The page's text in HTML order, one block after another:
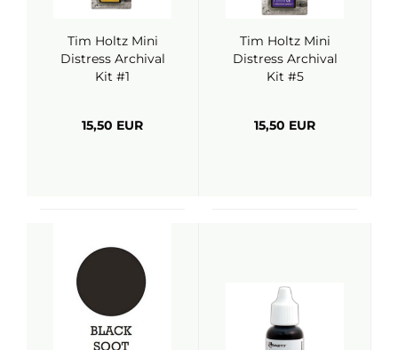
Tim Holtz Mini
Distress Archival
Kit #1
15,50 EUR
Tim Holtz Mini
Distress Archival
Kit #5
15,50 EUR